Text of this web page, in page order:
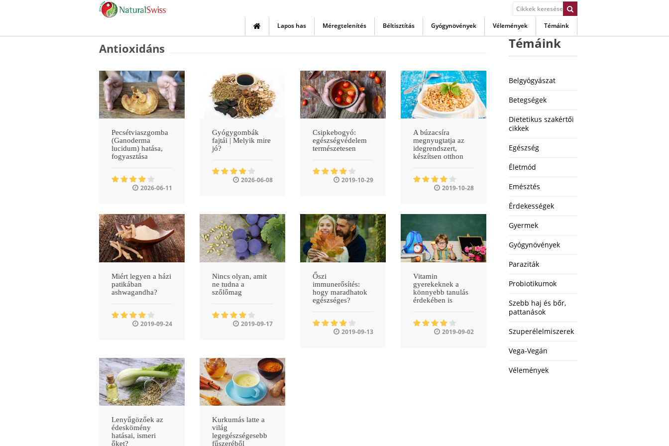
Lapos has Méregtelenítés Béltisztítás Gyógynövények Vélemények Témáink
Antioxidáns
Pecsétviaszgomba
(Ganoderma
lucidum) hatása,
fogyasztása
2026-06-11
Gyógygombák
fajtái | Melyik mire
jó?
2026-06-08
Csipkebogyó:
egészségvédelem
természetesen
2019-10-29
A búzacsíra
megnyugtatja az
idegrendszert,
készítsen otthon
2019-10-28
Miért legyen a házi
patikában
ashwagandha?
2019-09-24
Nincs olyan, amit
ne tudna a
szőlőmag
2019-09-17
Őszi
immunerősítés:
hogy maradhatok
egészséges?
2019-09-13
Vitamin
gyerekeknek a
könnyebb tanulás
érdekében is
2019-09-02
Lenyűgözőek az
édeskömény
hatásai, ismeri
őket?
Kurkumás latte a
világ
legegészségesebb
fűszeréből
Témáink
Belgyógyászat
Betegségek
Dietetikus szakértői
cikkek
Egészség
Életmód
Emésztés
Érdekességek
Gyermek
Gyógynövények
Paraziták
Probiotikumok
Szebb haj és bőr,
pattanások
Szuperélelmiszerek
Vega-Vegán
Vélemények
tartalmaink első kézből!
Csatlakozzon hozzánk, így garantáltan nem marad le